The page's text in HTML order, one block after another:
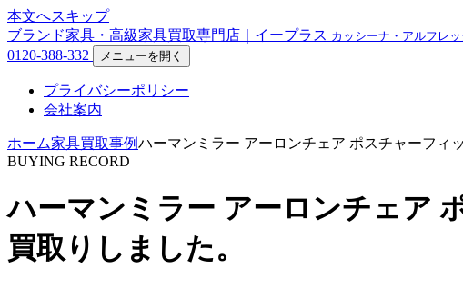
本文へスキップ
ブランド家具・高級家具買取専門店｜イープラス カッシーナ・アルフレ
0120-388-332 メニューを開く
プライバシーポリシー
会社案内
ホーム家具買取事例ハーマンミラー アーロンチェア ポスチャーフィ
BUYING RECORD
ハーマンミラー アーロンチェア
買取りしました。